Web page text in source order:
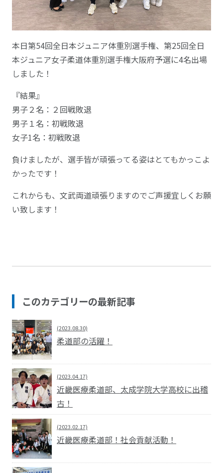
本日第54回全日本ジュニア体重別選手権、第25回全日
本ジュニア女子柔道体重別選手権大阪府予選に4名出場
しました！
『結果』
男子２名：２回戦敗退
男子１名：初戦敗退
女子1名：初戦敗退
負けましたが、選手皆が頑張ってる姿はとてもかっこよ
かったです！
これからも、文武両道頑張りますのでご声援宜しくお願
い致します！
このカテゴリーの最新記事
(2023.08.30)
柔道部の活躍！
(2023.04.17)
近畿医療柔道部、太成学院大学高校に出稽
古！
(2023.02.17)
近畿医療柔道部！社会貢献活動！